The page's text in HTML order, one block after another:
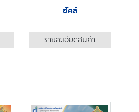
ฮัคล์
รายละเอียดสินค้า